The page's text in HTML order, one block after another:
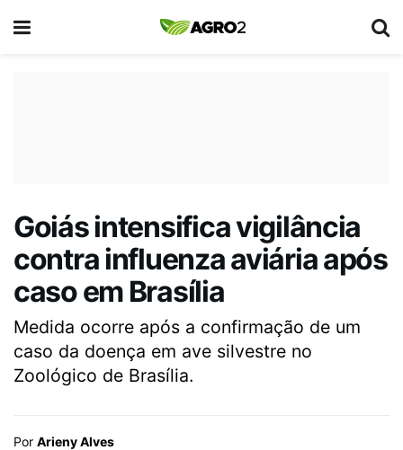
Goiás intensifica vigilância
contra influenza aviária após
caso em Brasília
Medida ocorre após a confirmação de um
caso da doença em ave silvestre no
Zoológico de Brasília.
Por Arieny Alves